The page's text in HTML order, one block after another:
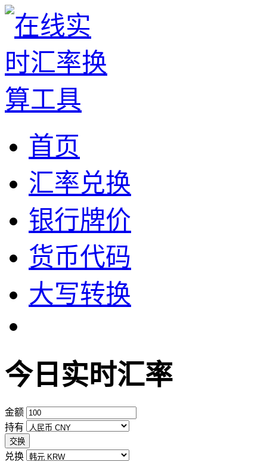
首页
汇率兑换
银行牌价
货币代码
大写转换
今日实时汇率
金额
持有
交换
兑换